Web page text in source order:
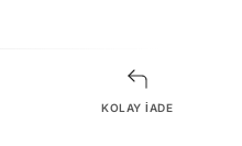
KOLAY İADE